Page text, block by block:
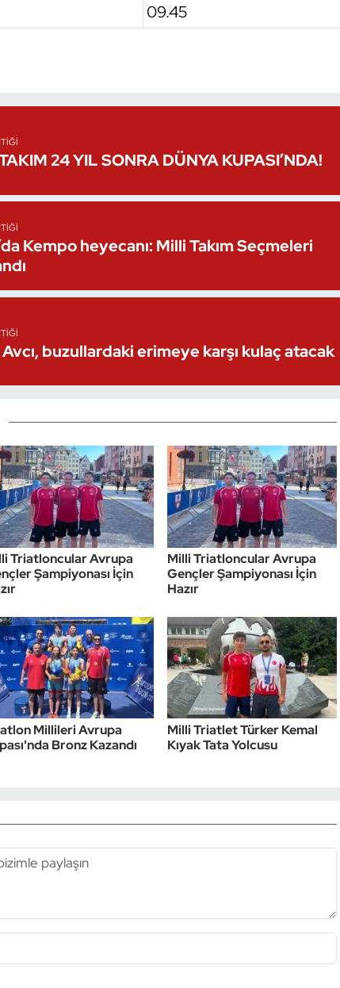
09.45
24 YIL SONRA DÜNYA KUPASI’NDA!
Kempo heyecanı: Milli Takım Seçmeleri
buzullardaki erimeye karşı kulaç atacak
Triatloncular Avrupa
Şampiyonası İçin
Milli Triatloncular Avrupa
Gençler Şampiyonası İçin
Hazır
Millileri Avrupa
Bronz Kazandı
Milli Triatlet Türker Kemal
Kıyak Tata Yolcusu